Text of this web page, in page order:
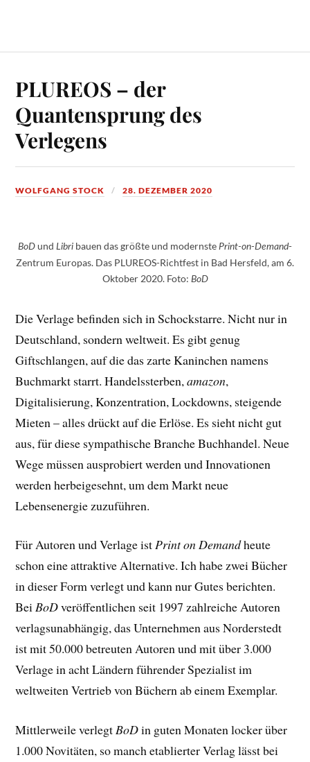
PLUREOS – der
Quantensprung des
Verlegens
WOLFGANG STOCK 28. DEZEMBER 2020
BoD und Libri bauen das größte und modernste Print-on-Demand-
Zentrum Europas. Das PLUREOS-Richtfest in Bad Hersfeld, am 6.
Oktober 2020. Foto: BoD
Die Verlage befinden sich in Schockstarre. Nicht nur in
Deutschland, sondern weltweit. Es gibt genug
Giftschlangen, auf die das zarte Kaninchen namens
Buchmarkt starrt. Handelssterben,amazon,
Digitalisierung, Konzentration, Lockdowns, steigende
Mieten – alles drückt auf die Erlöse. Es sieht nicht gut
aus, für diese sympathische Branche Buchhandel. Neue
Wege müssen ausprobiert werden und Innovationen
werden herbeigesehnt, um dem Markt neue
Lebensenergie zuzuführen.
Für Autoren und Verlage istPrint on Demandheute
schon eine attraktive Alternative. Ich habe zwei Bücher
in dieser Form verlegt und kann nur Gutes berichten.
BeiBoDveröffentlichen seit 1997 zahlreiche Autoren
verlagsunabhängig, das Unternehmen aus Norderstedt
ist mit 50.000 betreuten Autoren und mit über 3.000
Verlage in acht Ländern führender Spezialist im
weltweiten Vertrieb von Büchern ab einem Exemplar.
Mittlerweile verlegtBoDin guten Monaten locker über
1.000 Novitäten, so manch etablierter Verlag lässt bei